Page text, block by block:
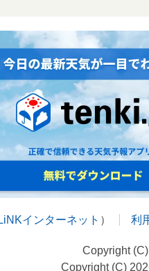
インターネット ） 利
Copyright
Copyright (C)